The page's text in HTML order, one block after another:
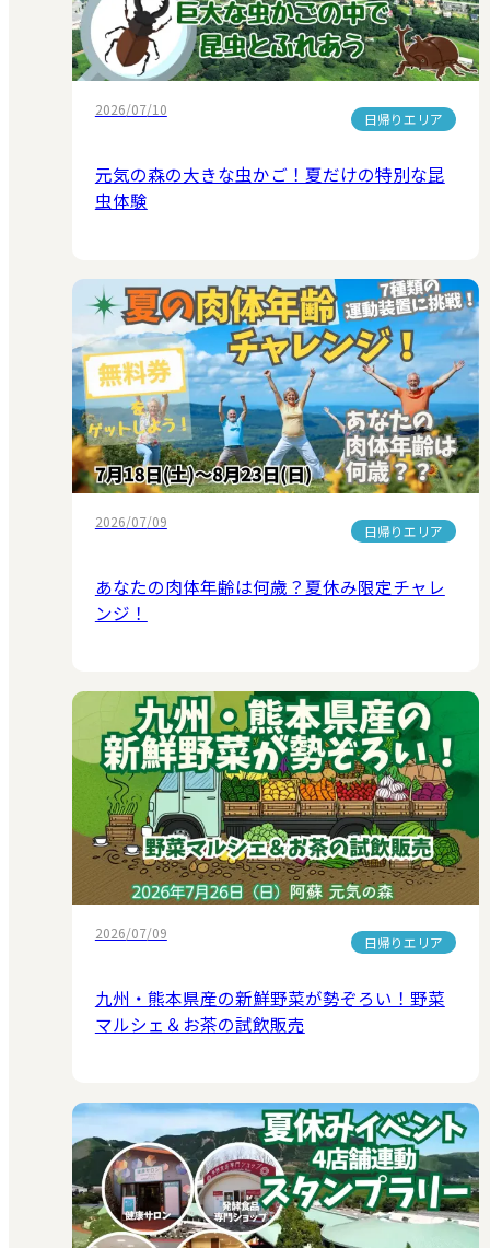
2026/07/10
日帰りエリア
元気の森の大きな虫かご！夏だけの特別な昆
虫体験
2026/07/09
日帰りエリア
あなたの肉体年齢は何歳？夏休み限定チャレ
ンジ！
2026/07/09
日帰りエリア
九州・熊本県産の新鮮野菜が勢ぞろい！野菜
マルシェ＆お茶の試飲販売